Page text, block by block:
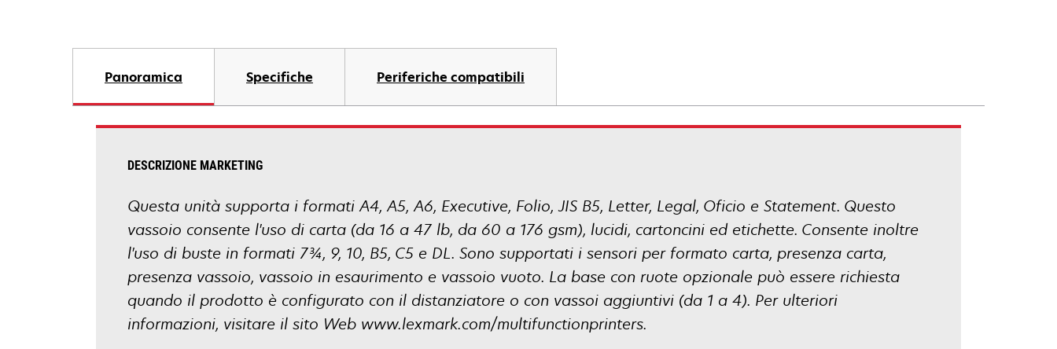
Panoramica Specifiche Periferiche compatibili
DESCRIZIONE MARKETING
Questa unità supporta i formati A4, A5, A6, Executive, Folio, JIS B5, Letter, Legal, Oficio e Statement. Questo
vassoio consente l'uso di carta (da 16 a 47 lb, da 60 a 176 gsm), lucidi, cartoncini ed etichette. Consente inoltre
l'uso di buste in formati 7¾, 9, 10, B5, C5 e DL. Sono supportati i sensori per formato carta, presenza carta,
presenza vassoio, vassoio in esaurimento e vassoio vuoto. La base con ruote opzionale può essere richiesta
quando il prodotto è configurato con il distanziatore o con vassoi aggiuntivi (da 1 a 4). Per ulteriori
informazioni, visitare il sito Web www.lexmark.com/multifunctionprinters.